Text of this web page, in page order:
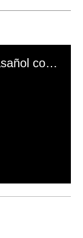
El mal momento de Yanina Gasañol con un hincha argentino en "Subrayado"